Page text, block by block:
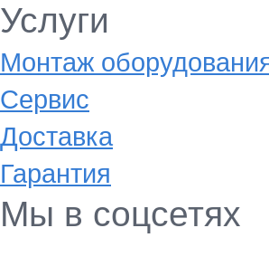
Услуги
Монтаж
Сервис
Доставка
Гарантия
Мы в соцсетях